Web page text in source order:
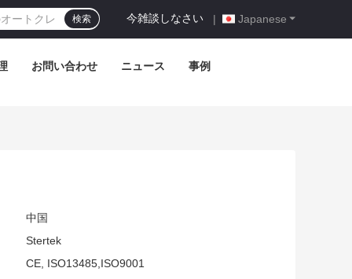
Japanese
今雑談しなさい |
検索
お問い合わせ ニュース 事例
中国
Stertek
CE, ISO13485,ISO9001